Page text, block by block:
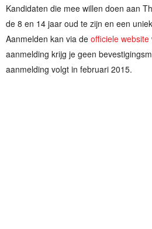
Kandidaten die mee willen doen aan
de 8 en 14 jaar oud te zijn en een
Aanmelden kan via de officiele website
aanmelding krijg je geen
aanmelding volgt in februari 2015.